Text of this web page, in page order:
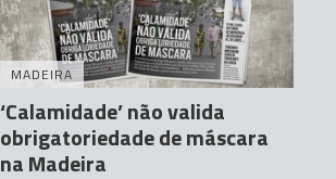
MADEIRA
‘Calamidade’ não valida
obrigatoriedade de máscara
na Madeira